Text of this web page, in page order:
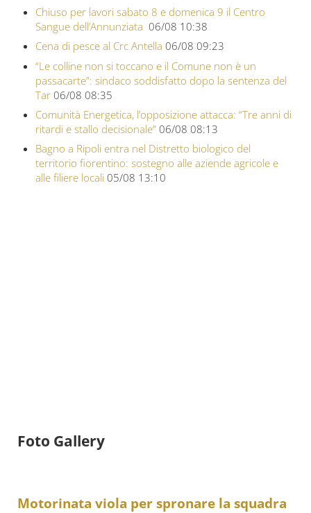
Chiuso per lavori sabato 8 e domenica 9 il Centro
Sangue dell’Annunziata 06/08 10:38
Cena di pesce al Crc Antella 06/08 09:23
“Le colline non si toccano e il Comune non è un
passacarte”: sindaco soddisfatto dopo la sentenza del
Tar 06/08 08:35
Comunità Energetica, l’opposizione attacca: “Tre anni di
ritardi e stallo decisionale” 06/08 08:13
Bagno a Ripoli entra nel Distretto biologico del
territorio fiorentino: sostegno alle aziende agricole e
alle filiere locali 05/08 13:10
Foto Gallery
Motorinata viola per spronare la squadra